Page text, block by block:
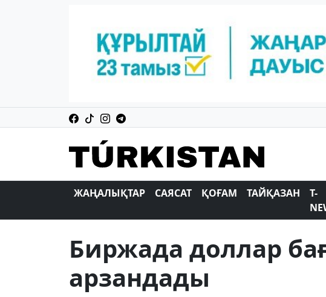
ЖАҢАЛЫҚТАР САЯСАТ ҚОҒАМ ТАЙҚАЗАН
T-
Биржада доллар
арзандады